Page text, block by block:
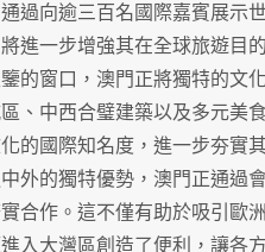
過向逾三百名國際嘉賓展示
進一步增強其在全球旅遊目
的窗口，澳門正將獨特的文
、中西合璧建築以及多元美
的國際知名度，進一步夯實
外的獨特優勢，澳門正通過
合作。這不僅有助於吸引歐
入大灣區創造了便利，讓各